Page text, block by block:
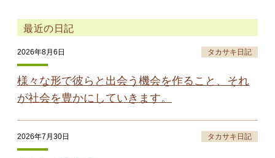
最近の日記
2026年8月6日 タカサキ日記
様々な形で彼らと出会う機会を作ること、それ
が社会を豊かにしていきます。
2026年7月30日 タカサキ日記